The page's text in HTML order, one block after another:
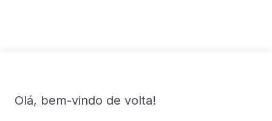
Olá, bem-vindo de volta!